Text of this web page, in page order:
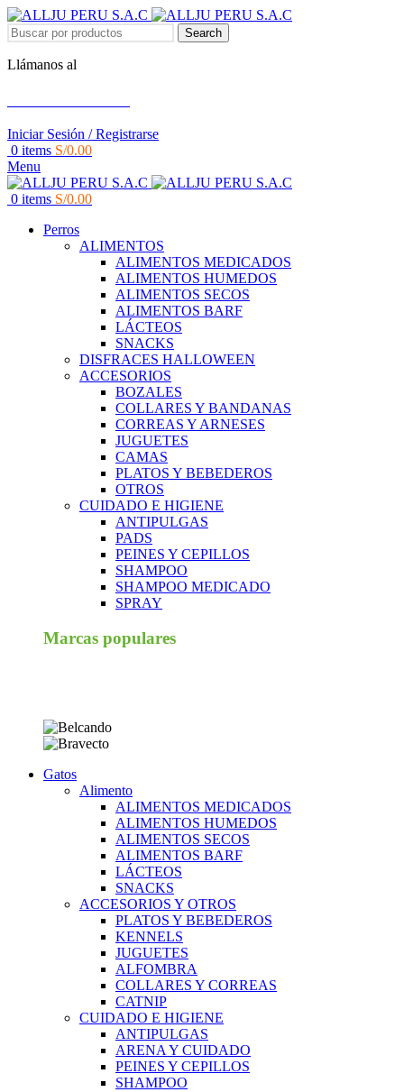
Search
Llámanos al
Iniciar Sesión / Registrarse
0 items S/0.00
Menu
0 items S/0.00
Perros
ALIMENTOS
ALIMENTOS MEDICADOS
ALIMENTOS HUMEDOS
ALIMENTOS SECOS
ALIMENTOS BARF
LÁCTEOS
SNACKS
DISFRACES HALLOWEEN
ACCESORIOS
BOZALES
COLLARES Y BANDANAS
CORREAS Y ARNESES
JUGUETES
CAMAS
PLATOS Y BEBEDEROS
OTROS
CUIDADO E HIGIENE
ANTIPULGAS
PADS
PEINES Y CEPILLOS
SHAMPOO
SHAMPOO MEDICADO
SPRAY
Marcas populares
Gatos
Alimento
ALIMENTOS MEDICADOS
ALIMENTOS HUMEDOS
ALIMENTOS SECOS
ALIMENTOS BARF
LÁCTEOS
SNACKS
ACCESORIOS Y OTROS
PLATOS Y BEBEDEROS
KENNELS
JUGUETES
ALFOMBRA
COLLARES Y CORREAS
CATNIP
CUIDADO E HIGIENE
ANTIPULGAS
ARENA Y CUIDADO
PEINES Y CEPILLOS
SHAMPOO